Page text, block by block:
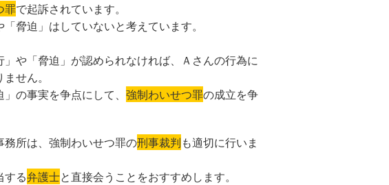
罪で起訴されています。
脅迫」はしていないと考えています。
や「脅迫」が認められなければ、Ａさんの行為に
せん。
の事実を争点にして、 強制わいせつ罪の成立を争
所は、強制わいせつ罪の刑事裁判も適切に行いま
する弁護士と直接会うことをおすすめします。